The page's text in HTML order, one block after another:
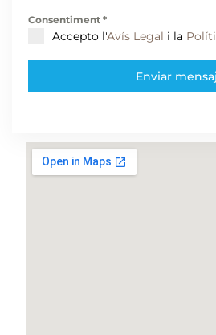
Consentiment *
Accepto l'Avís Legal i la
Enviar